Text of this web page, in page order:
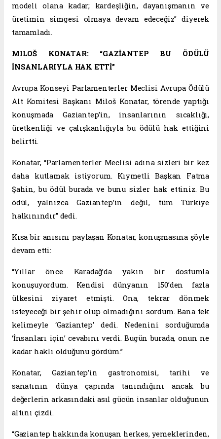
modeli olana kadar; kardeşliğin, dayanışmanın ve
üretimin simgesi olmaya devam edeceğiz” diyerek
tamamladı.
MILOŠ KONATAR: “GAZİANTEP BU ÖDÜLÜ
İNSANLARIYLA HAK ETTİ”
Avrupa Konseyi Parlamenterler Meclisi Avrupa Ödülü
Alt Komitesi Başkanı Miloš Konatar, törende yaptığı
konuşmada Gaziantep’in, insanlarının sıcaklığı,
üretkenliği ve çalışkanlığıyla bu ödülü hak ettiğini
belirtti.
Konatar, “Parlamenterler Meclisi adına sizleri bir kez
daha kutlamak istiyorum. Kıymetli Başkan Fatma
Şahin, bu ödül burada ve bunu sizler hak ettiniz. Bu
ödül, yalnızca Gaziantep’in değil, tüm Türkiye
halkınındır” dedi.
Kısa bir anısını paylaşan Konatar, konuşmasına şöyle
devam etti:
“Yıllar önce Karadağ’da yakın bir dostumla
konuşuyordum. Kendisi dünyanın 150’den fazla
ülkesini ziyaret etmişti. Ona, tekrar dönmek
isteyeceği bir şehir olup olmadığını sordum. Bana tek
kelimeyle ‘Gaziantep’ dedi. Nedenini sorduğumda
‘İnsanları için’ cevabını verdi. Bugün burada, onun ne
kadar haklı olduğunu gördüm.”
Konatar, Gaziantep’in gastronomisi, tarihi ve
sanatının dünya çapında tanındığını ancak bu
değerlerin arkasındaki asıl gücün insanlar olduğunun
altını çizdi.
“Gaziantep hakkında konuşan herkes, yemeklerinden,